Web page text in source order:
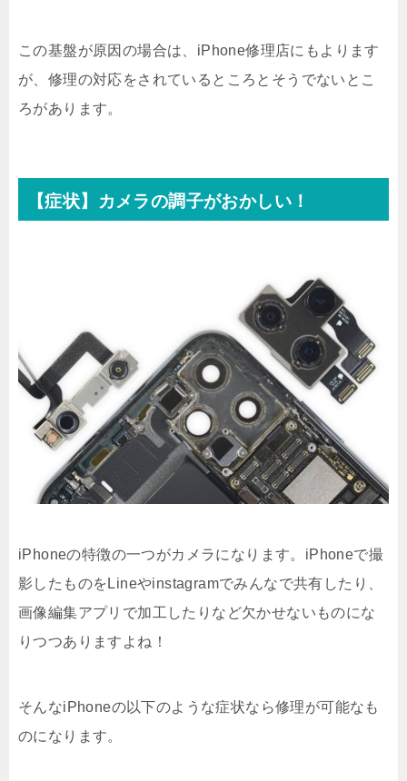
この基盤が原因の場合は、iPhone修理店にもよります
が、修理の対応をされているところとそうでないとこ
ろがあります。
【症状】カメラの調子がおかしい！
iPhoneの特徴の一つがカメラになります。iPhoneで撮
影したものをLineやinstagramでみんなで共有したり、
画像編集アプリで加工したりなど欠かせないものにな
りつつありますよね！
そんなiPhoneの以下のような症状なら修理が可能なも
のになります。